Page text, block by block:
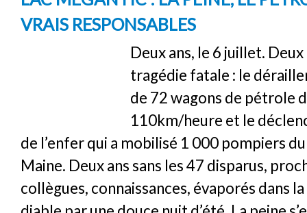
VRAIS RESPONSABLES
Deux ans, le 6 juillet. Deux
tragédie fatale : le
de 72 wagons de pétrole
110km/heure et le
de l’enfer qui a mobilisé 1 000 pompiers
Maine. Deux ans sans les 47 disparus,
collègues, connaissances, évaporés dans